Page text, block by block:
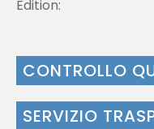
Edition:
CONTROLLO
SERVIZIO